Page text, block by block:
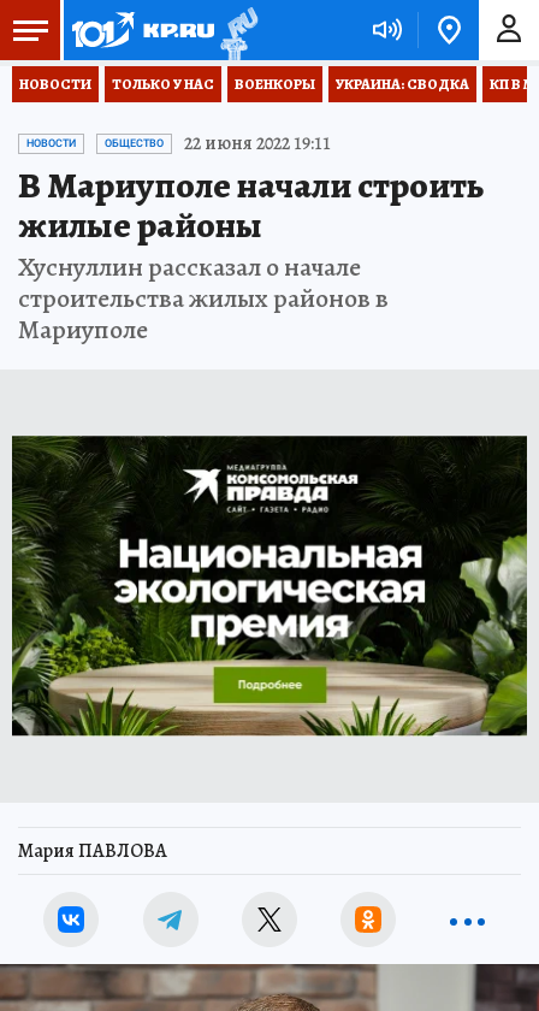
НОВОСТИ ТОЛЬКО У НАС ВОЕНКОРЫ УКРАИНА: СВОДКА КП В
НОВОСТИ ОБЩЕСТВО 22 июня 2022 19:11
В Мариуполе начали строить
жилые районы
Хуснуллин рассказал о начале
строительства жилых районов в
Мариуполе
Мария ПАВЛОВА